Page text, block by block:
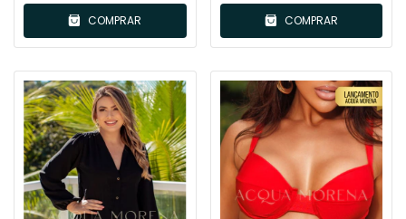
COMPRAR
COMPRAR